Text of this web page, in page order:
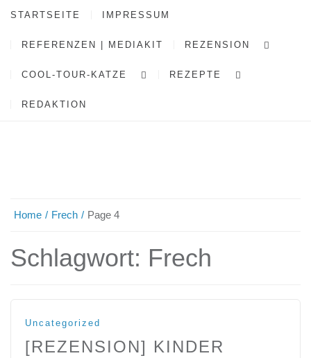
STARTSEITE IMPRESSUM
REFERENZEN | MEDIAKIT REZENSION
COOL-TOUR-KATZE REZEPTE
REDAKTION
Home Frech Page 4
Schlagwort: Frech
Uncategorized
[REZENSION] KINDER